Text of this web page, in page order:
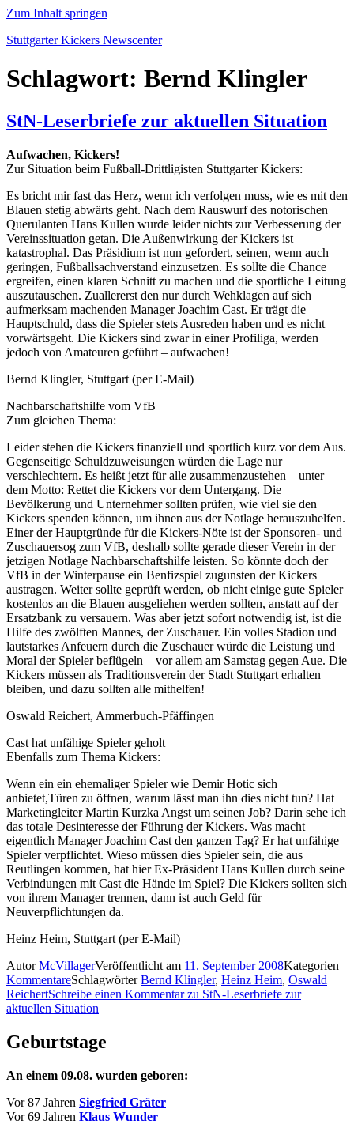
Zum Inhalt springen
Stuttgarter Kickers Newscenter
Schlagwort: Bernd Klingler
StN-Leserbriefe zur aktuellen Situation
Aufwachen, Kickers!
Zur Situation beim Fußball-Drittligisten Stuttgarter Kickers:
Es bricht mir fast das Herz, wenn ich verfolgen muss, wie es mit den
Blauen stetig abwärts geht. Nach dem Rauswurf des notorischen
Querulanten Hans Kullen wurde leider nichts zur Verbesserung der
Vereinssituation getan. Die Außenwirkung der Kickers ist
katastrophal. Das Präsidium ist nun gefordert, seinen, wenn auch
geringen, Fußballsachverstand einzusetzen. Es sollte die Chance
ergreifen, einen klaren Schnitt zu machen und die sportliche Leitung
auszutauschen. Zuallererst den nur durch Wehklagen auf sich
aufmerksam machenden Manager Joachim Cast. Er trägt die
Hauptschuld, dass die Spieler stets Ausreden haben und es nicht
vorwärtsgeht. Die Kickers sind zwar in einer Profiliga, werden
jedoch von Amateuren geführt – aufwachen!
Bernd Klingler, Stuttgart (per E-Mail)
Nachbarschaftshilfe vom VfB
Zum gleichen Thema:
Leider stehen die Kickers finanziell und sportlich kurz vor dem Aus.
Gegenseitige Schuldzuweisungen würden die Lage nur
verschlechtern. Es heißt jetzt für alle zusammenzustehen – unter
dem Motto: Rettet die Kickers vor dem Untergang. Die
Bevölkerung und Unternehmer sollten prüfen, wie viel sie den
Kickers spenden können, um ihnen aus der Notlage herauszuhelfen.
Einer der Hauptgründe für die Kickers-Nöte ist der Sponsoren- und
Zuschauersog zum VfB, deshalb sollte gerade dieser Verein in der
jetzigen Notlage Nachbarschaftshilfe leisten. So könnte doch der
VfB in der Winterpause ein Benfizspiel zugunsten der Kickers
austragen. Weiter sollte geprüft werden, ob nicht einige gute Spieler
kostenlos an die Blauen ausgeliehen werden sollten, anstatt auf der
Ersatzbank zu versauern. Was aber jetzt sofort notwendig ist, ist die
Hilfe des zwölften Mannes, der Zuschauer. Ein volles Stadion und
lautstarkes Anfeuern durch die Zuschauer würde die Leistung und
Moral der Spieler beflügeln – vor allem am Samstag gegen Aue. Die
Kickers müssen als Traditionsverein der Stadt Stuttgart erhalten
bleiben, und dazu sollten alle mithelfen!
Oswald Reichert, Ammerbuch-Pfäffingen
Cast hat unfähige Spieler geholt
Ebenfalls zum Thema Kickers:
Wenn ein ein ehemaliger Spieler wie Demir Hotic sich
anbietet,Türen zu öffnen, warum lässt man ihn dies nicht tun? Hat
Marketingleiter Martin Kurzka Angst um seinen Job? Darin sehe ich
das totale Desinteresse der Führung der Kickers. Was macht
eigentlich Manager Joachim Cast den ganzen Tag? Er hat unfähige
Spieler verpflichtet. Wieso müssen dies Spieler sein, die aus
Reutlingen kommen, hat hier Ex-Präsident Hans Kullen durch seine
Verbindungen mit Cast die Hände im Spiel? Die Kickers sollten sich
von ihrem Manager trennen, dann ist auch Geld für
Neuverpflichtungen da.
Heinz Heim, Stuttgart (per E-Mail)
AutorMcVillagerVeröffentlicht am 11. September 2008Kategorien
KommentareSchlagwörterBernd Klingler, Heinz Heim, Oswald
ReichertSchreibe einen Kommentarzu StN-Leserbriefe zur
aktuellen Situation
Geburtstage
An einem 09.08. wurden geboren:
Vor 87 Jahren Siegfried Gräter
Vor 69 Jahren Klaus Wunder